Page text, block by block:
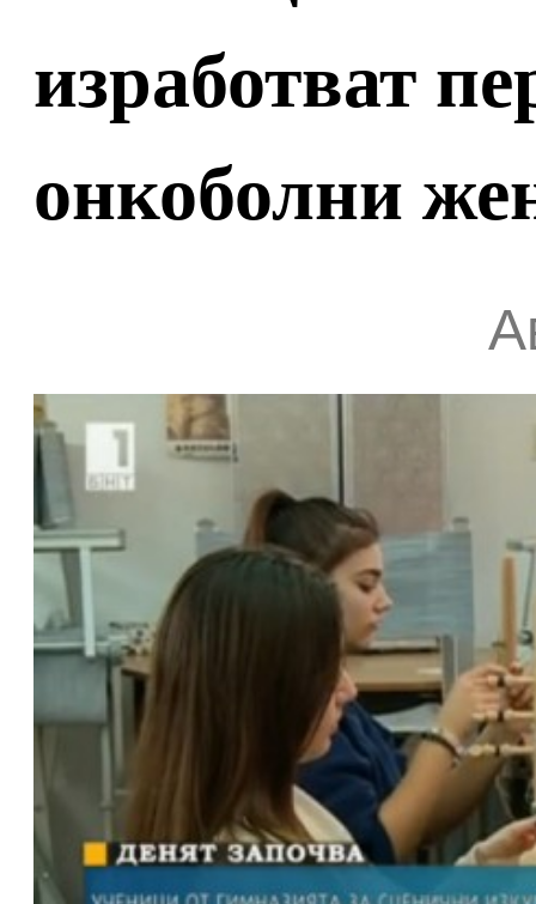
изработват
онкоболни